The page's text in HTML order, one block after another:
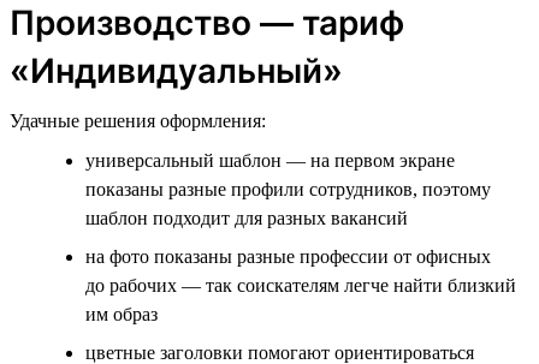
Производство — тариф
«Индивидуальный»
Удачные решения оформления:
универсальный шаблон — на первом экране
показаны разные профили сотрудников, поэтому
шаблон подходит для разных вакансий
на фото показаны разные профессии от офисных
до рабочих — так соискателям легче найти близкий
им образ
цветные заголовки помогают ориентироваться